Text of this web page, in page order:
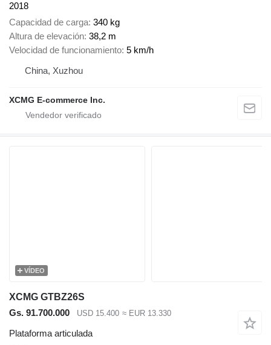
2018
Capacidad de carga 340 kg
Altura de elevación 38,2 m
Velocidad de funcionamiento 5 km/h
China, Xuzhou
XCMG E-commerce Inc.
VÍDEO
XCMG GTBZ26S
Gs. 91.700.000
USD 15.400 ≈ EUR 13.330
Plataforma articulada